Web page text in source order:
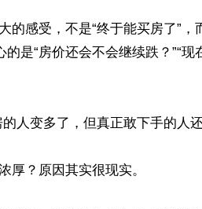
的感受，不是“终于能买房了”
的是“房价还会不会继续跌？”“
人变多了，但真正敢下手的人
厚？原因其实很现实。